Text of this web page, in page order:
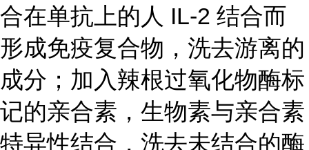
合在单抗上的人 IL-2 结合而
形成免疫复合物，洗去游离的
成分；加入辣根过氧化物酶标
记的亲合素，生物素与亲合素
特异性结合，洗去未结合的酶